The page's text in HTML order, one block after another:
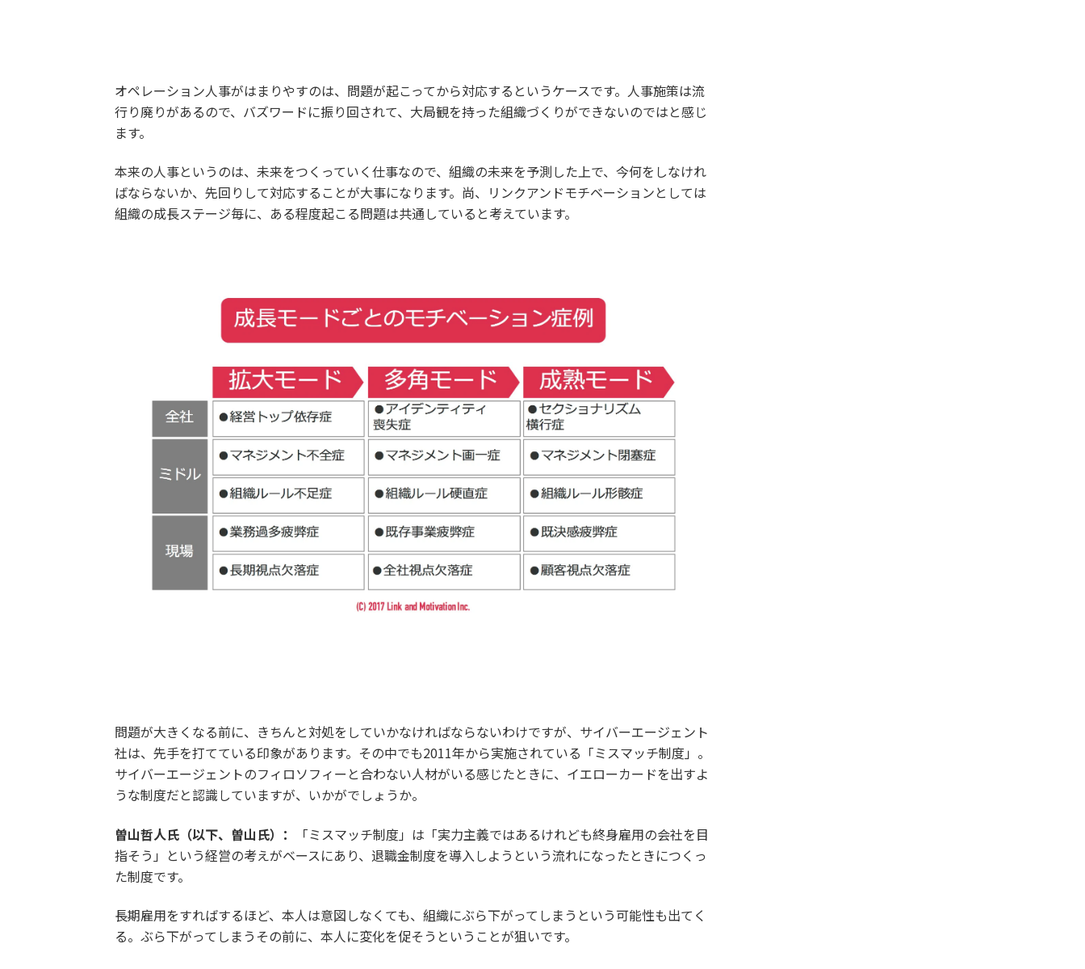
オペレーション人事がはまりやすのは、問題が起こってから対応するというケースです。人事施策は流
行り廃りがあるので、バズワードに振り回されて、大局観を持った組織づくりができないのではと感じ
ます。
本来の人事というのは、未来をつくっていく仕事なので、組織の未来を予測した上で、今何をしなけれ
ばならないか、先回りして対応することが大事になります。尚、リンクアンドモチベーションとしては
組織の成長ステージ毎に、ある程度起こる問題は共通していると考えています。
問題が大きくなる前に、きちんと対処をしていかなければならないわけですが、サイバーエージェント
社は、先手を打てている印象があります。その中でも2011年から実施されている「ミスマッチ制度」。
サイバーエージェントのフィロソフィーと合わない人材がいる感じたときに、イエローカードを出すよ
うな制度だと認識していますが、いかがでしょうか。
曽山哲人氏（以下、曽山氏）：
「ミスマッチ制度」は「実力主義ではあるけれども終身雇用の会社を目
指そう」という経営の考えがベースにあり、退職金制度を導入しようという流れになったときにつくっ
た制度です。
長期雇用をすればするほど、本人は意図しなくても、組織にぶら下がってしまうという可能性も出てく
る。ぶら下がってしまうその前に、本人に変化を促そうということが狙いです。